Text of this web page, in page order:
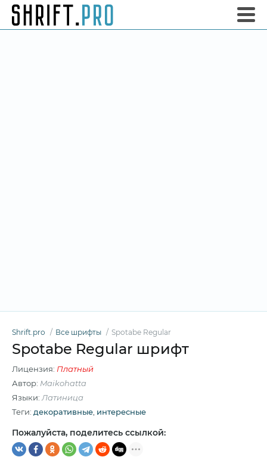
Shrift.pro Все шрифты Spotabe Regular
Spotabe Regular шрифт
Лицензия: Платный
Автор: Maikohatta
Языки: Латиница
Теги: декоративные интересные
Пожалуйста, поделитесь ссылкой: